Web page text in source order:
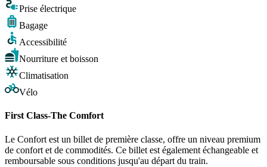
Prise électrique
Bagage
Accessibilité
Nourriture et boisson
Climatisation
Vélo
First Class-The Comfort
Le Confort est un billet de première classe, offre un niveau premium
de confort et de commodités. Ce billet est également échangeable et
remboursable sous conditions jusqu'au départ du train.